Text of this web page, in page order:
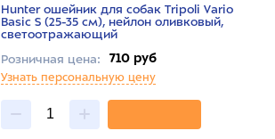
Hunter ошейник для собак Tripoli Vario
Basic S (25-35 см), нейлон оливковый,
светоотражающий
Розничная цена:
710 руб
Узнать персональную цену